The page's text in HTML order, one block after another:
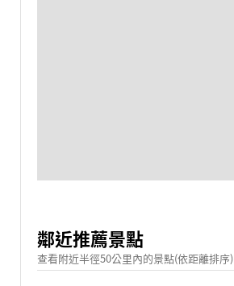
鄰近推薦景點
查看附近半徑50公里內的景點(依距離排序)